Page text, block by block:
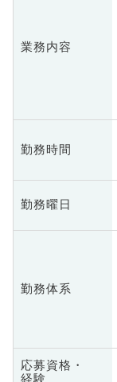
業務内容
勤務時間
勤務曜日
勤務体系
応募資格・
経験